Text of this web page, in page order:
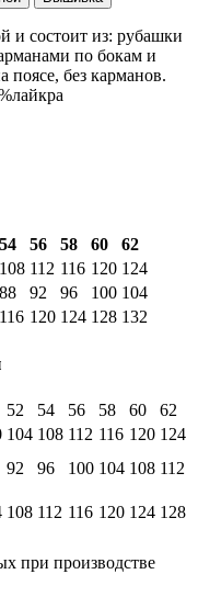
и состоит из: рубашки
по бокам и
поясе, без карманов.
54 56 58 60
62
108 112 116 120 124
88 92 96 100 104
116 120 124 128 132
52 54 56 58 60
62
104 108 112 116 120 124
92 96 100 104 108 112
108 112 116 120 124 128
при производстве